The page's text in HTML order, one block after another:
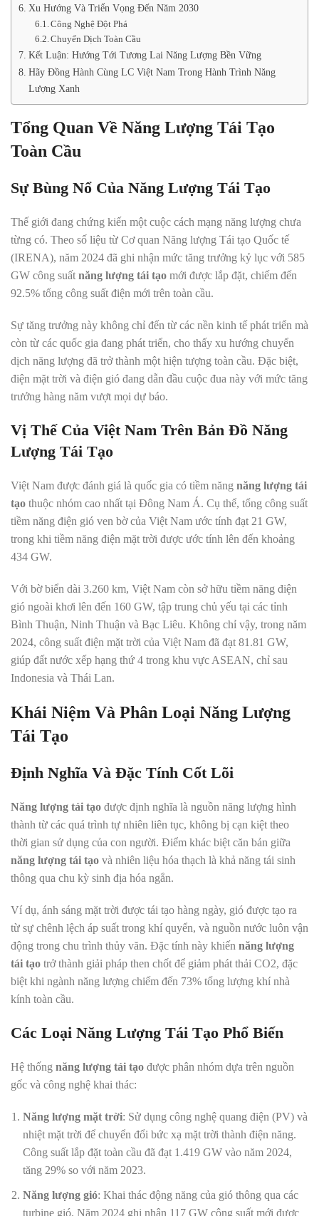
Xu Hướng Và Triển Vọng Đến Năm 2030
Công Nghệ Đột Phá
Chuyển Dịch Toàn Cầu
Kết Luận: Hướng Tới Tương Lai Năng Lượng Bền Vững
Hãy Đồng Hành Cùng LC Việt Nam Trong Hành Trình Năng
Lượng Xanh
Tổng Quan Về Năng Lượng Tái Tạo
Toàn Cầu
Sự Bùng Nổ Của Năng Lượng Tái Tạo
Thế giới đang chứng kiến một cuộc cách mạng năng lượng chưa
từng có. Theo số liệu từ Cơ quan Năng lượng Tái tạo Quốc tế
(IRENA), năm 2024 đã ghi nhận mức tăng trưởng kỷ lục với 585
GW công suất năng lượng tái tạo mới được lắp đặt, chiếm đến
92.5% tổng công suất điện mới trên toàn cầu.
Sự tăng trưởng này không chỉ đến từ các nền kinh tế phát triển mà
còn từ các quốc gia đang phát triển, cho thấy xu hướng chuyển
dịch năng lượng đã trở thành một hiện tượng toàn cầu. Đặc biệt,
điện mặt trời và điện gió đang dẫn đầu cuộc đua này với mức tăng
trưởng hàng năm vượt mọi dự báo.
Vị Thế Của Việt Nam Trên Bản Đồ Năng
Lượng Tái Tạo
Việt Nam được đánh giá là quốc gia có tiềm năng năng lượng tái
tạo thuộc nhóm cao nhất tại Đông Nam Á. Cụ thể, tổng công suất
tiềm năng điện gió ven bờ của Việt Nam ước tính đạt 21 GW,
trong khi tiềm năng điện mặt trời được ước tính lên đến khoảng
434 GW.
Với bờ biển dài 3.260 km, Việt Nam còn sở hữu tiềm năng điện
gió ngoài khơi lên đến 160 GW, tập trung chủ yếu tại các tỉnh
Bình Thuận, Ninh Thuận và Bạc Liêu. Không chỉ vậy, trong năm
2024, công suất điện mặt trời của Việt Nam đã đạt 81.81 GW,
giúp đất nước xếp hạng thứ 4 trong khu vực ASEAN, chỉ sau
Indonesia và Thái Lan.
Khái Niệm Và Phân Loại Năng Lượng
Tái Tạo
Định Nghĩa Và Đặc Tính Cốt Lõi
Năng lượng tái tạo được định nghĩa là nguồn năng lượng hình
thành từ các quá trình tự nhiên liên tục, không bị cạn kiệt theo
thời gian sử dụng của con người. Điểm khác biệt căn bản giữa
năng lượng tái tạo và nhiên liệu hóa thạch là khả năng tái sinh
thông qua chu kỳ sinh địa hóa ngắn.
Ví dụ, ánh sáng mặt trời được tái tạo hàng ngày, gió được tạo ra
từ sự chênh lệch áp suất trong khí quyển, và nguồn nước luôn vận
động trong chu trình thủy văn. Đặc tính này khiến năng lượng
tái tạo trở thành giải pháp then chốt để giảm phát thải CO2, đặc
biệt khi ngành năng lượng chiếm đến 73% tổng lượng khí nhà
kính toàn cầu.
Các Loại Năng Lượng Tái Tạo Phổ Biến
Hệ thống năng lượng tái tạo được phân nhóm dựa trên nguồn
gốc và công nghệ khai thác:
Năng lượng mặt trời: Sử dụng công nghệ quang điện (PV) và
nhiệt mặt trời để chuyển đổi bức xạ mặt trời thành điện năng.
Công suất lắp đặt toàn cầu đã đạt 1.419 GW vào năm 2024,
tăng 29% so với năm 2023.
Năng lượng gió: Khai thác động năng của gió thông qua các
turbine gió. Năm 2024 ghi nhận 117 GW công suất mới được